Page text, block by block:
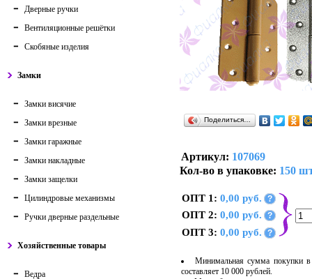
Дверные ручки
Вентиляционные решётки
Скобяные изделия
Замки
Замки висячие
Замки врезные
Замки гаражные
Замки накладные
Замки защелки
Цилиндровые механизмы
Ручки дверные раздельные
Хозяйственные товары
Ведра
Поделиться…
Артикул: 107069
Кол-во в упаковке: 150
ОПТ 1: 0,00 руб. ?
ОПТ 2: 0,00 руб. ?
ОПТ 3: 0,00 руб. ?
Минимальная сумма покупки в
составляет 10 000 рублей.